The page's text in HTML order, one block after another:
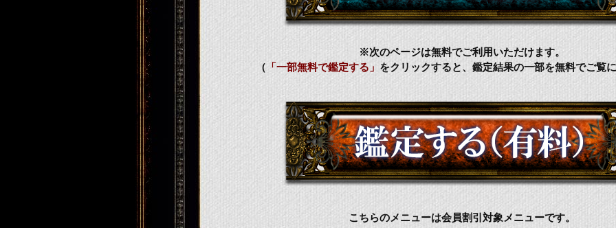
※次のページは無料でご利用いただけます。
（ 「一部無料で鑑定する」 をクリックすると、鑑定結果の一部を無料でご覧
こちらのメニューは会員割引対象メニューです。